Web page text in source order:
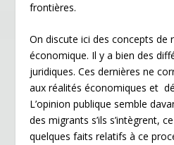
frontières.
On discute ici des concepts de
économique. Il y a bien des
juridiques. Ces dernières ne
aux réalités économiques et
L’opinion publique semble
des migrants s’ils s’intègrent,
quelques faits relatifs à ce